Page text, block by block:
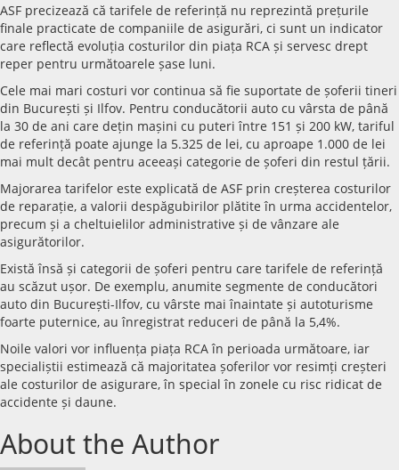
ASF precizează că tarifele de referință nu reprezintă prețurile
finale practicate de companiile de asigurări, ci sunt un indicator
care reflectă evoluția costurilor din piața RCA și servesc drept
reper pentru următoarele șase luni.
Cele mai mari costuri vor continua să fie suportate de șoferii tineri
din București și Ilfov. Pentru conducătorii auto cu vârsta de până
la 30 de ani care dețin mașini cu puteri între 151 și 200 kW, tariful
de referință poate ajunge la 5.325 de lei, cu aproape 1.000 de lei
mai mult decât pentru aceeași categorie de șoferi din restul țării.
Majorarea tarifelor este explicată de ASF prin creșterea costurilor
de reparație, a valorii despăgubirilor plătite în urma accidentelor,
precum și a cheltuielilor administrative și de vânzare ale
asigurătorilor.
Există însă și categorii de șoferi pentru care tarifele de referință
au scăzut ușor. De exemplu, anumite segmente de conducători
auto din București-Ilfov, cu vârste mai înaintate și autoturisme
foarte puternice, au înregistrat reduceri de până la 5,4%.
Noile valori vor influența piața RCA în perioada următoare, iar
specialiștii estimează că majoritatea șoferilor vor resimți creșteri
ale costurilor de asigurare, în special în zonele cu risc ridicat de
accidente și daune.
About the Author